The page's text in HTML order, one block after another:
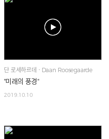
단 로세하르데ㆍDaan Roosegaarde
"미래의 풍경"
2019.10.10